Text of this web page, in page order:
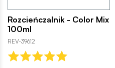
Rozcieńczalnik - Color Mix
100ml
REV-39612